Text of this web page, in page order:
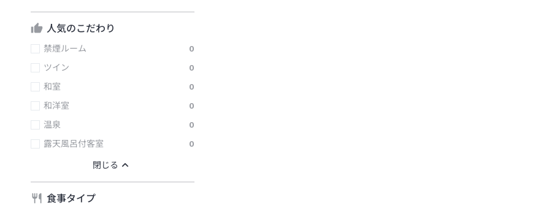
人気のこだわり
禁煙ルーム
0
ツイン
0
和室
0
和洋室
0
温泉
0
露天風呂付客室
0
食事タイプ